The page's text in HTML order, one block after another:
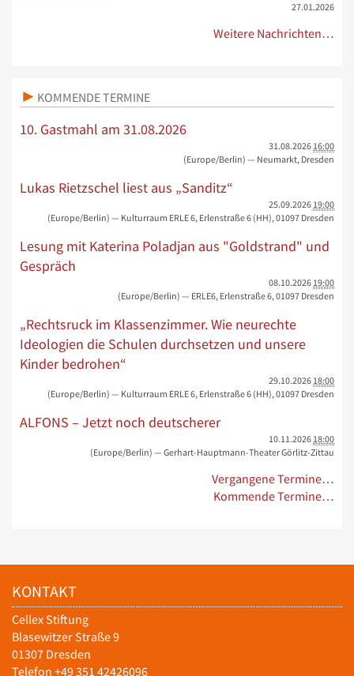
27.01.2026
Weitere Nachrichten…
KOMMENDE TERMINE
10. Gastmahl am 31.08.2026
31.08.2026 16:00
(Europe/Berlin) — Neumarkt, Dresden
Lukas Rietzschel liest aus „Sanditz“
25.09.2026 19:00
(Europe/Berlin) — Kulturraum ERLE 6, Erlenstraße 6 (HH), 01097 Dresden
Lesung mit Katerina Poladjan aus "Goldstrand" und
Gespräch
08.10.2026 19:00
(Europe/Berlin) — ERLE6, Erlenstraße 6, 01097 Dresden
„Rechtsruck im Klassenzimmer. Wie neurechte
Ideologien die Schulen durchsetzen und unsere
Kinder bedrohen“
29.10.2026 18:00
(Europe/Berlin) — Kulturraum ERLE 6, Erlenstraße 6 (HH), 01097 Dresden
ALFONS – Jetzt noch deutscherer
10.11.2026 18:00
(Europe/Berlin) — Gerhart-Hauptmann-Theater Görlitz-Zittau
Vergangene Termine…
Kommende Termine…
KONTAKT
Cellex Stiftung
Blasewitzer Straße 9
01307 Dresden
Telefon +49 351 42426096